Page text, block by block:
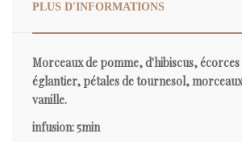
PLUS D'INFORMATIONS
Morceaux de pomme, d'hibiscus,
églantier, pétales de tournesol,
vanille.
infusion: 5min